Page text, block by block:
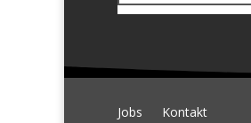
Jobs
Kontakt